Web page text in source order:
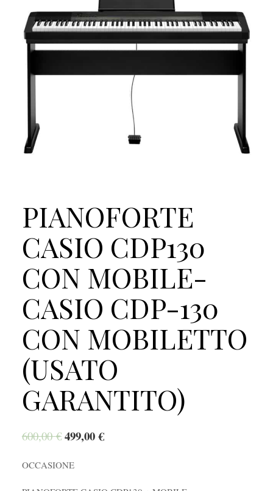
PIANOFORTE
CASIO CDP130
CON MOBILE-
CASIO CDP-130
CON MOBILETTO
(USATO
GARANTITO)
600,00€ 499,00€
OCCASIONE